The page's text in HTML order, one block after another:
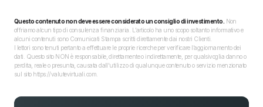
Questo contenuto non deve essere considerato un consiglio di investimento. Non
offriamo alcun tipo di consulenza finanziaria. L’articolo ha uno scopo soltanto informativo e
alcuni contenuti sono Comunicati Stampa scritti direttamente dai nostri Clienti.
I lettori sono tenuti pertanto a effettuare le proprie ricerche per verificare l’aggiornamento dei
dati. Questo sito NON è responsabile, direttamente o indirettamente, per qualsivoglia danno o
perdita, reale o presunta, causata dall'utilizzo di qualunque contenuto o servizio menzionato
sul sito https://valutevirtuali.com.